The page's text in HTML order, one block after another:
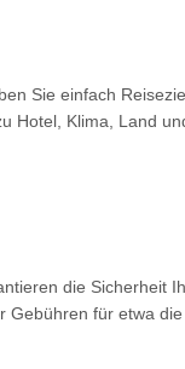
Sie einfach
Hotel, Klima, Land
die Sicherheit
für etwa